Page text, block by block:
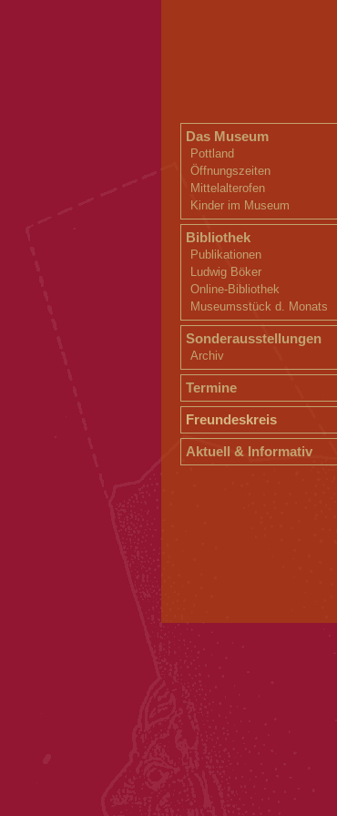
Das Museum
Pottland
Öffnungszeiten
Mittelalterofen
Kinder im Museum
Bibliothek
Publikationen
Ludwig Böker
Online-Bibliothek
Museumsstück d. Monats
Sonderausstellungen
Archiv
Termine
Freundeskreis
Aktuell & Informativ